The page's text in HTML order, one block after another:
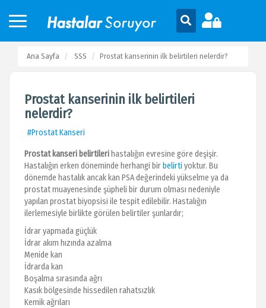
Ana Sayfa SSS Prostat kanserinin ilk belirtileri nelerdir?
Prostat kanserinin ilk belirtileri
nelerdir?
#Prostat Kanseri
Prostat kanseri belirtileri hastalığın evresine göre deşişir.
Hastalığın erken döneminde herhangi bir belirti yoktur. Bu
dönemde hastalık ancak kan PSA değerindeki yükselme ya da
prostat muayenesinde şüpheli bir durum olması nedeniyle
yapılan prostat biyopsisi ile tespit edilebilir. Hastalığın
ilerlemesiyle birlikte görülen belirtiler şunlardır;
İdrar yapmada güçlük
İdrar akım hızında azalma
Menide kan
İdrarda kan
Boşalma sırasında ağrı
Kasık bölgesinde hissedilen rahatsızlık
Kemik ağrıları